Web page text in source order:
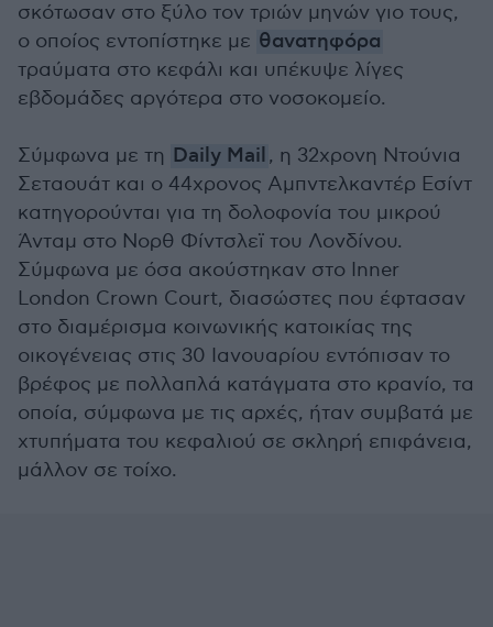
σκότωσαν στο ξύλο τον τριών μηνών γιο τους,
ο οποίος εντοπίστηκε με θανατηφόρα
τραύματα στο κεφάλι και υπέκυψε λίγες
εβδομάδες αργότερα στο νοσοκομείο.
Σύμφωνα με τη Daily Mail, η 32χρονη Ντούνια
Σεταουάτ και ο 44χρονος Αμπντελκαντέρ Εσίντ
κατηγορούνται για τη δολοφονία του μικρού
Άνταμ στο Νορθ Φίντσλεϊ του Λονδίνου.
Σύμφωνα με όσα ακούστηκαν στο Inner
London Crown Court, διασώστες που έφτασαν
στο διαμέρισμα κοινωνικής κατοικίας της
οικογένειας στις 30 Ιανουαρίου εντόπισαν το
βρέφος με πολλαπλά κατάγματα στο κρανίο, τα
οποία, σύμφωνα με τις αρχές, ήταν συμβατά με
χτυπήματα του κεφαλιού σε σκληρή επιφάνεια,
μάλλον σε τοίχο.